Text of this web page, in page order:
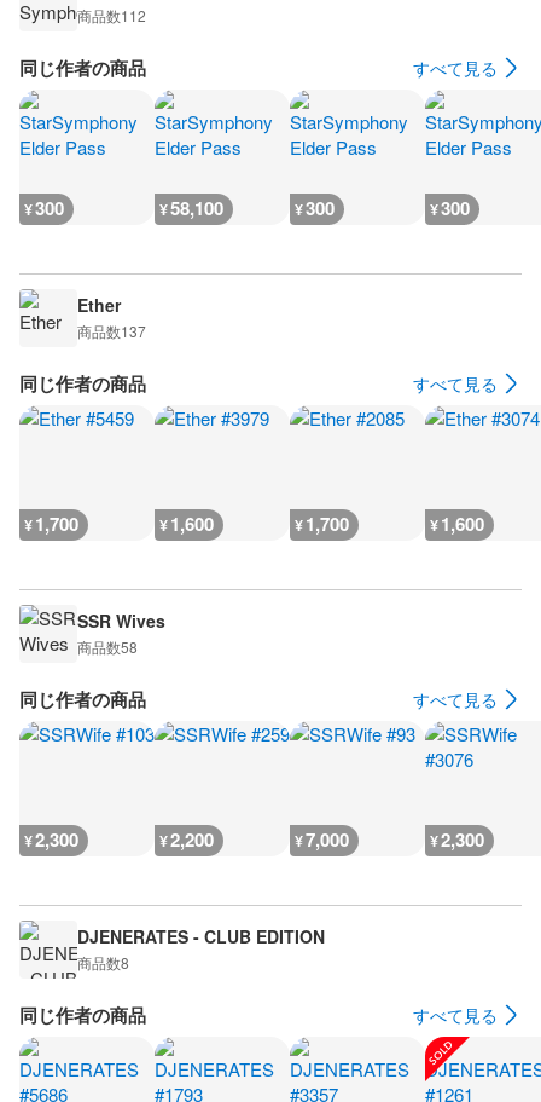
商品数112
同じ作者の商品 すべて見る
¥300 ¥58,100 ¥300 ¥300
Ether
商品数137
同じ作者の商品 すべて見る
¥1,700 ¥1,600 ¥1,700 ¥1,600
SSR Wives
商品数58
同じ作者の商品 すべて見る
¥2,300 ¥2,200 ¥7,000 ¥2,300
DJENERATES - CLUB EDITION
商品数8
同じ作者の商品 すべて見る